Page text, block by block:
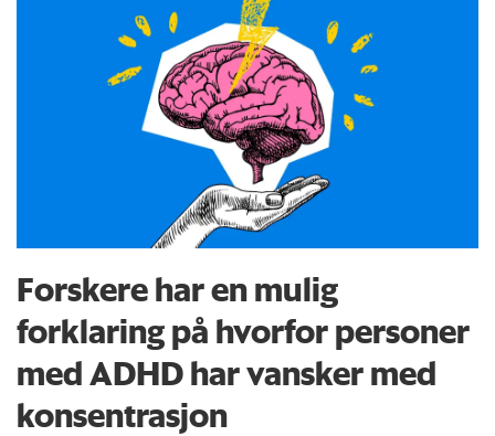
Forskere har en mulig
forklaring på hvorfor personer
med ADHD har vansker med
konsentrasjon